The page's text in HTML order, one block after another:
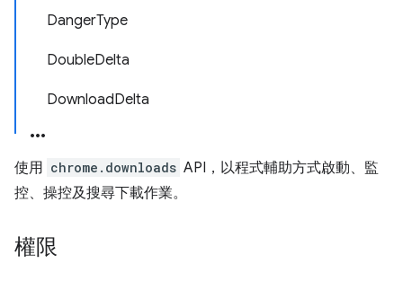
DangerType
DoubleDelta
DownloadDelta
使用 chrome.downloads API，以程式輔助方式啟動、監
控、操控及搜尋下載作業。
權限